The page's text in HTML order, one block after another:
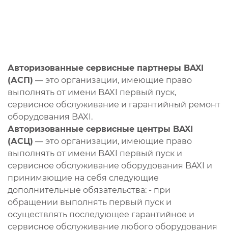
Авторизованные сервисные партнеры BAXI
(АСП) — это организации, имеющие право
выполнять от имени BAXI первый пуск,
сервисное обслуживание и гарантийный ремонт
оборудования BAXI.
Авторизованные сервисные центры BAXI
(АСЦ) — это организации, имеющие право
выполнять от имени BAXI первый пуск и
сервисное обслуживание оборудования BAXI и
принимающие на себя следующие
дополнительные обязательства: - при
обращении выполнять первый пуск и
осуществлять последующее гарантийное и
сервисное обслуживание любого оборудования